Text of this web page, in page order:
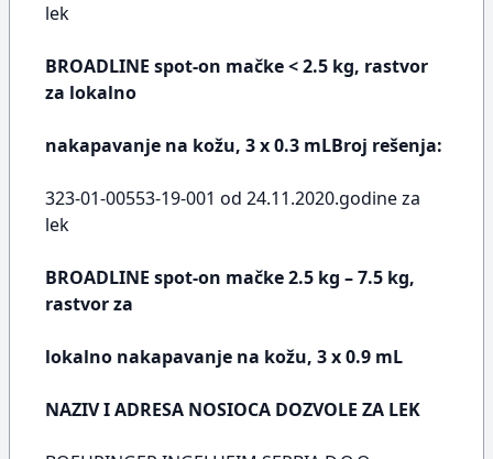
lek
BROADLINE spot-on mačke < 2.5 kg, rastvor
za lokalno
nakapavanje na kožu, 3 x 0.3 mLBroj rešenja:
323-01-00553-19-001 od 24.11.2020.godine za
lek
BROADLINE spot-on mačke 2.5 kg – 7.5 kg,
rastvor za
lokalno nakapavanje na kožu, 3 x 0.9 mL
NAZIV I ADRESA NOSIOCA DOZVOLE ZA LEK